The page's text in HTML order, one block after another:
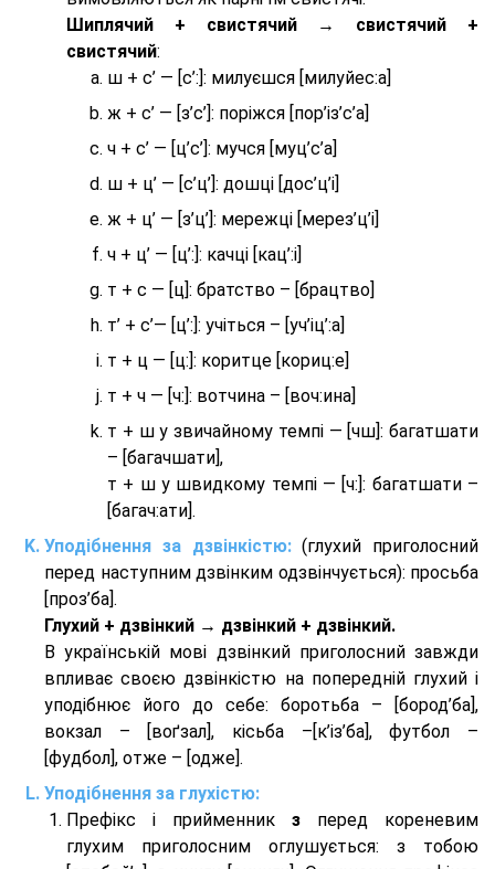
Шиплячий + свистячий → свистячий +
свистячий:
ш + с’ — [с’:]: милуєшся [милуйес:а]
ж + с’ — [з’с’]: поріжся [пор’із’с’а]
ч + с’ — [ц’с’]: мучся [муц’с’а]
ш + ц’ — [с’ц’]: дошці [дос’ц’і]
ж + ц’ — [з’ц’]: мережці [мерез’ц’і]
ч + ц’ — [ц’:]: качці [кац’:і]
т + с — [ц]: братство – [брaцтво]
т’ + с’— [ц’:]: учіться – [уч’іц’:a]
т + ц — [ц:]: коритце [кориц:е]
т + ч — [ч:]: вотчина – [вoч:ина]
т + ш у звичайному темпі — [чш]: багатшати
– [багачшати],
т + ш у швидкому темпі — [ч:]: багатшати –
[багач:ати].
Уподібнення за дзвінкістю:(глухий приголосний
перед наступним дзвінким одзвінчується): просьба
[проз’ба].
Глухий + дзвінкий → дзвінкий + дзвінкий.
В українській мові дзвінкий приголосний завжди
впливає своєю дзвінкістю на попередній глухий і
уподібнює його до себе: боротьба – [бород’ба],
вокзал – [воґзал], кісьба –[к’із’ба], футбол –
[фудбол], отже – [одже].
Уподібнення за глухістю:
Префікс і прийменник з перед кореневим
глухим приголосним оглушується: з тобою